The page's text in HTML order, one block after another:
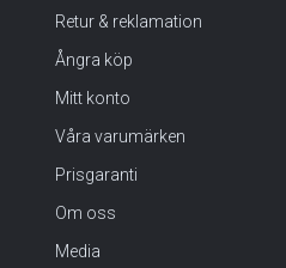
Retur & reklamation
Ångra köp
Mitt konto
Våra varumärken
Prisgaranti
Om oss
Media